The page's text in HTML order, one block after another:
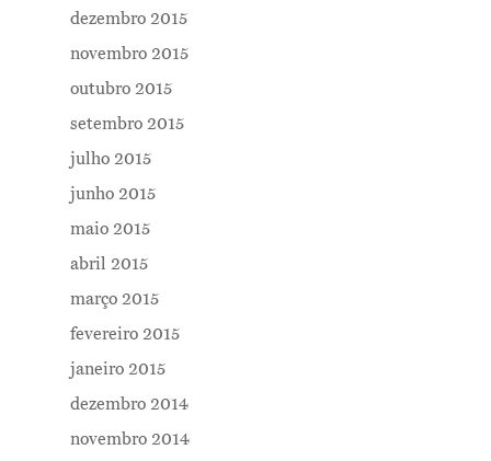
dezembro 2015
novembro 2015
outubro 2015
setembro 2015
julho 2015
junho 2015
maio 2015
abril 2015
março 2015
fevereiro 2015
janeiro 2015
dezembro 2014
novembro 2014